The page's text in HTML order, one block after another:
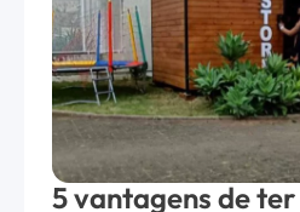
5 vantagens de ter